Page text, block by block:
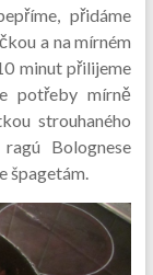
přidáme
a na mírném
minut přilijeme
potřeby mírně
strouhaného
Bolognese
špagetám.